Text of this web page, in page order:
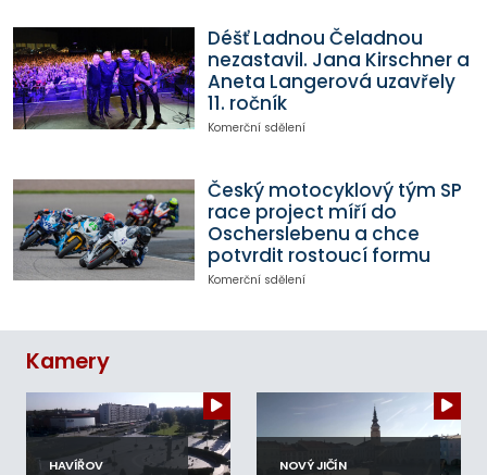
Déšť Ladnou Čeladnou
nezastavil. Jana Kirschner a
Aneta Langerová uzavřely
11. ročník
Komerční sdělení
Český motocyklový tým SP
race project míří do
Oscherslebenu a chce
potvrdit rostoucí formu
Komerční sdělení
Kamery
HAVÍŘOV NOVÝ JIČÍN